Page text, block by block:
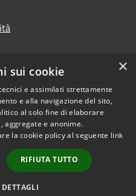
Copyright © 2026 • Comune di
Nembro • Powered by
Municipium•
Accesso
redazione
×
sui cookie
e assimilati strettamente
e alla navigazione del sito,
al solo fine di elaborare
aggregate e anonime.
la cookie policy al seguente link
RIFIUTA TUTTO